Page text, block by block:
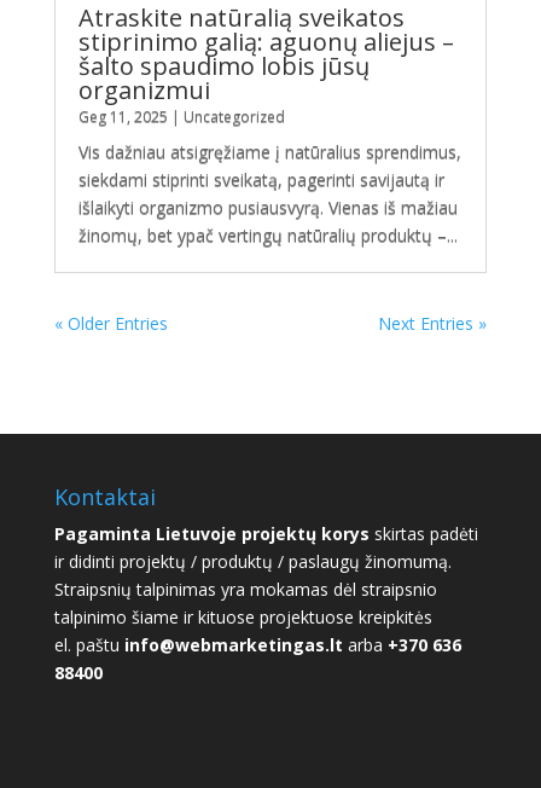
Atraskite natūralią sveikatos
stiprinimo galią: aguonų aliejus –
šalto spaudimo lobis jūsų
organizmui
Geg 11, 2025 | Uncategorized
Vis dažniau atsigręžiame į natūralius sprendimus,
siekdami stiprinti sveikatą, pagerinti savijautą ir
išlaikyti organizmo pusiausvyrą. Vienas iš mažiau
žinomų, bet ypač vertingų natūralių produktų –...
« Older Entries Next Entries »
Kontaktai
Pagaminta Lietuvoje projektų korys skirtas padėti
ir didinti projektų / produktų / paslaugų žinomumą.
Straipsnių talpinimas yra mokamas dėl straipsnio
talpinimo šiame ir kituose projektuose kreipkitės
el. paštu info@webmarketingas.lt arba +370 636
88400